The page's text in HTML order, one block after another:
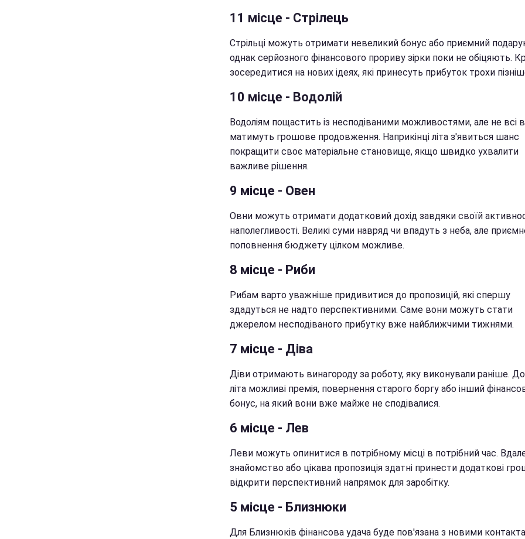
11 місце - Стрілець
Стрільці можуть отримати невеликий бонус або приємний
однак серйозного фінансового прориву зірки поки не обіцяють.
зосередитися на нових ідеях, які принесуть прибуток трохи
10 місце - Водолій
Водоліям пощастить із несподіваними можливостями, але не всі
матимуть грошове продовження. Наприкінці літа з'явиться шанс
покращити своє матеріальне становище, якщо швидко ухвалити
важливе рішення.
9 місце - Овен
Овни можуть отримати додатковий дохід завдяки своїй
наполегливості. Великі суми навряд чи впадуть з неба, але
поповнення бюджету цілком можливе.
8 місце - Риби
Рибам варто уважніше придивитися до пропозицій, які спершу
здадуться не надто перспективними. Саме вони можуть стати
джерелом несподіваного прибутку вже найближчими тижнями.
7 місце - Діва
Діви отримають винагороду за роботу, яку виконували раніше. До
літа можливі премія, повернення старого боргу або інший
бонус, на який вони вже майже не сподівалися.
6 місце - Лев
Леви можуть опинитися в потрібному місці в потрібний час.
знайомство або цікава пропозиція здатні принести додаткові
відкрити перспективний напрямок для заробітку.
5 місце - Близнюки
Для Близнюків фінансова удача буде пов'язана з новими